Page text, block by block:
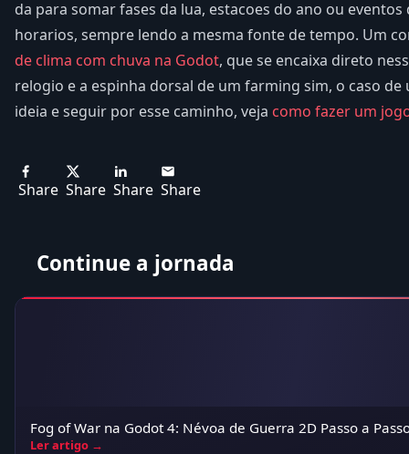
da para somar fases da lua, estacoes do ano ou
horarios, sempre lendo a mesma fonte de tempo. Um
de clima com chuva na Godot, que se encaixa direto
relogio e a espinha dorsal de um farming sim, o caso de
ideia e seguir por esse caminho, veja como fazer um
Share Share Share Share
Continue a jornada
Fog of War na Godot 4: Névoa de Guerra 2D Passo a
Ler artigo →